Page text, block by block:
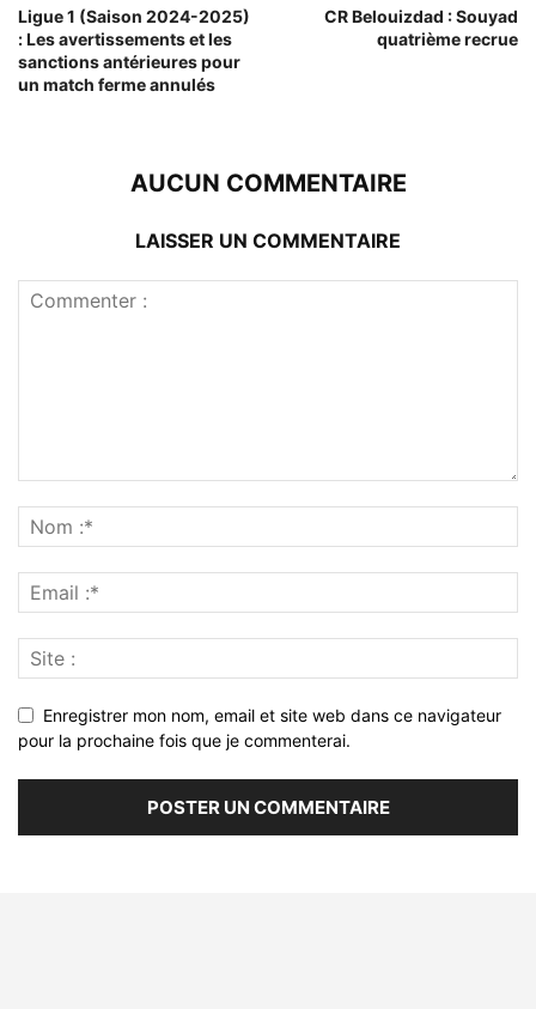
Ligue 1 (Saison 2024-2025)
: Les avertissements et les
sanctions antérieures pour
un match ferme annulés
CR Belouizdad : Souyad
quatrième recrue
AUCUN COMMENTAIRE
LAISSER UN COMMENTAIRE
Enregistrer mon nom, email et site web dans ce navigateur
pour la prochaine fois que je commenterai.